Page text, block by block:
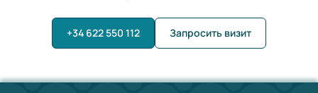
+34 622 550 112 Запросить визит